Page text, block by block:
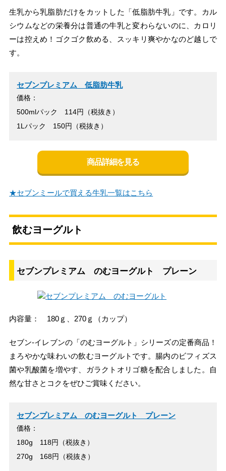
生乳から乳脂肪だけをカットした「低脂肪牛乳」です。カル
シウムなどの栄養分は普通の牛乳と変わらないのに、カロリ
ーは控えめ！ゴクゴク飲める、スッキリ爽やかなのど越しで
す。
セブンプレミアム 低脂肪牛乳
価格：
500mlパック 114円（税抜き）
1Lパック 150円（税抜き）
商品詳細を見る
★セブンミールで買える牛乳一覧はこちら
飲むヨーグルト
セブンプレミアム のむヨーグルト プレーン
内容量： 180ｇ、270ｇ（カップ）
セブン‐イレブンの「のむヨーグルト」シリーズの定番商品！
まろやかな味わいの飲むヨーグルトです。腸内のビフィズス
菌や乳酸菌を増やす、ガラクトオリゴ糖を配合しました。自
然な甘さとコクをぜひご賞味ください。
セブンプレミアム のむヨーグルト プレーン
価格：
180g 118円（税抜き）
270g 168円（税抜き）